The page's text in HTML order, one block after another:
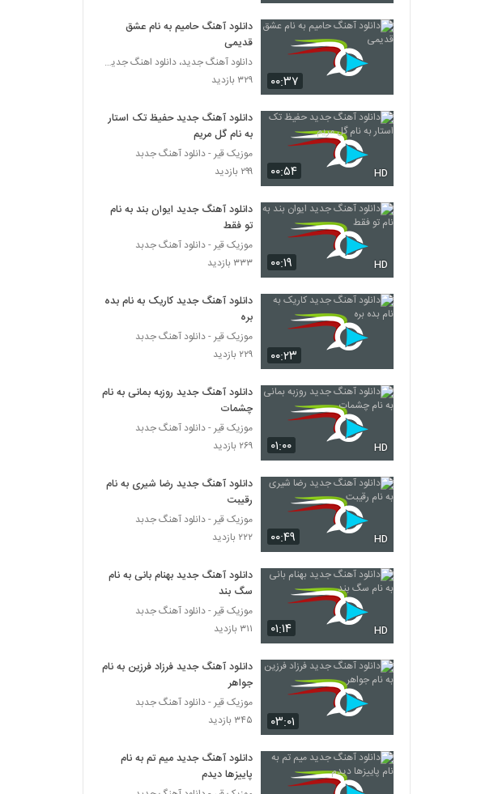
Shahrad Eshghe Paeizi
۲۷۹ بازدید
Khaterat)
۲۶۰ بازدید
دانلود آهنگ شهراد سیستان دلداده
۲۵۷ بازدید
شهرام بهزادپور آهنگ قرعه خوشبختی
۲۹۱ بازدید
آهنگ من عاشقت شدم از علی رنجبر(پاپ)
۵۶۵ بازدید
دانلود آهنگ جدید و زیبای مریم با نام کجایی
۱,۰۲۸ بازدید
موزیک زیبای دیدی یهو عاشقم کرد از مرتضی
غلامی
۳۰۵ بازدید
آهنگ رفت از حسین راد(پاپ)
موزیک زیبای لحظه به لحظه باهاتم از سعید
ساینس
۲۶۷ بازدید
آهنگ حسین آزادی بنام چرا نبودی
Farshid Shabani Bebakhsh
۲۵۳ بازدید
Saeed Aram Ki Sokoutamo Shenide
۲۲۵ بازدید
۰۰:۳۷
دانلود آهنگ حامیم به نام عشق
قدیمی
دانلود آهنگ جدید، دانلود اهنگ جدید ایرانی
۳۲۹ بازدید
۰۰:۵۴ HD
دانلود آهنگ جدید حفیظ تک استار
به نام گل مریم
موزیک قیر - دانلود آهنگ جدبد
۲۹۹ بازدید
۰۰:۱۹ HD
دانلود آهنگ جدید ایوان بند به نام
تو فقط
موزیک قیر - دانلود آهنگ جدبد
۳۳۳ بازدید
۰۰:۲۳
دانلود آهنگ جدید کاریک به نام بده
بره
موزیک قیر - دانلود آهنگ جدبد
۲۲۹ بازدید
۰۱:۰۰ HD
دانلود آهنگ جدید روزبه بمانی به نام
چشمات
موزیک قیر - دانلود آهنگ جدبد
۲۶۹ بازدید
۰۰:۴۹ HD
دانلود آهنگ جدید رضا شیری به نام
رقیبت
موزیک قیر - دانلود آهنگ جدبد
۲۲۲ بازدید
۰۱:۱۴ HD
دانلود آهنگ جدید بهنام بانی به نام
سگ بند
موزیک قیر - دانلود آهنگ جدبد
۳۱۱ بازدید
۰۳:۰۱
دانلود آهنگ جدید فرزاد فرزین به نام
جواهر
موزیک قیر - دانلود آهنگ جدبد
۳۴۵ بازدید
دانلود آهنگ جدید میم تم به نام
پاییزها دیدم